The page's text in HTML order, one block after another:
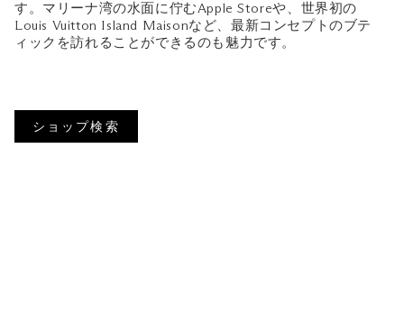
す。マリーナ湾の水面に佇むApple Storeや、世界初の
Louis Vuitton Island Maisonなど、最新コンセプトのブテ
ィックを訪れることができるのも魅力です。
ショップ検索